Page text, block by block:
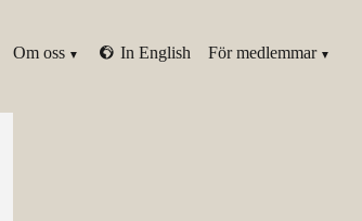
Om oss In English För medlemmar